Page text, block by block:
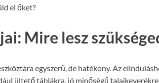
el őket?
Mire lesz
egyszerű, de hatékony. Az
ültető táblákra, jó minőségű